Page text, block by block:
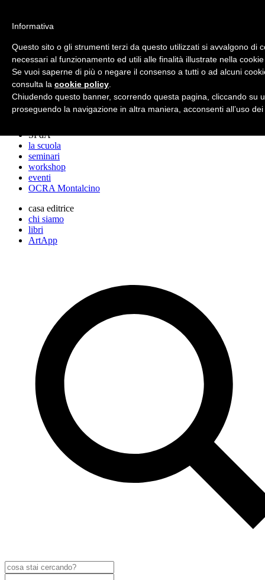
archos
lo studio
progetti
lectures
stampa
SPdA
la scuola
seminari
workshop
eventi
OCRA Montalcino
casa editrice
chi siamo
libri
ArtApp
Informativa
Questo sito o gli strumenti terzi da questo utilizzati si avvalgono di
necessari al funzionamento ed utili alle finalità illustrate nella
Se vuoi saperne di più o negare il consenso a tutti o ad alcuni
consulta la cookie policy
Chiudendo questo banner, scorrendo questa pagina, cliccando su
proseguendo la navigazione in altra maniera, acconsenti all’uso